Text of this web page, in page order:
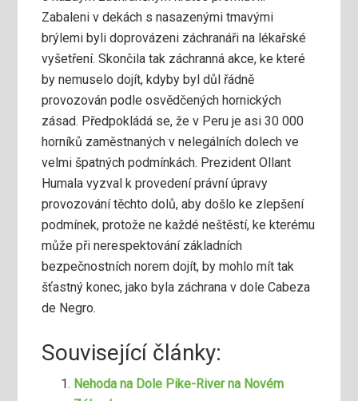
Zabaleni v dekách s nasazenými tmavými
brýlemi byli doprovázeni záchranáři na lékařské
vyšetření. Skončila tak záchranná akce, ke které
by nemuselo dojít, kdyby byl důl řádně
provozován podle osvědčených hornických
zásad. Předpokládá se, že v Peru je asi 30 000
horníků zaměstnaných v nelegálních dolech ve
velmi špatných podmínkách. Prezident Ollant
Humala vyzval k provedení právní úpravy
provozování těchto dolů, aby došlo ke zlepšení
podmínek, protože ne každé neštěstí, ke kterému
může při nerespektování základních
bezpečnostních norem dojít, by mohlo mít tak
šťastný konec, jako byla záchrana v dole Cabeza
de Negro.
Související články:
Nehoda na Dole Pike-River na Novém